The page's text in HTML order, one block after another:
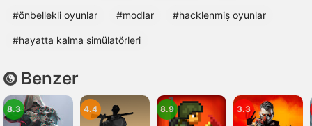
#önbellekli oyunlar #modlar #hacklenmiş oyunlar
#hayatta kalma simülatörleri
Benzer
8.3 4.4 8.9 3.3